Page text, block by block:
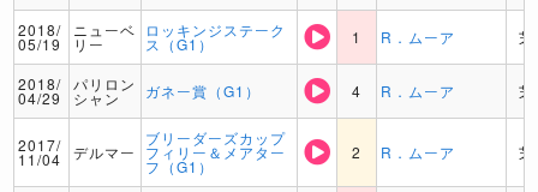
2018/
05/19
ニューベ
リー
ロッキンジステーク
ス（G1） 1 R．ムーア 芝
2018/
04/29
パリロン
シャン ガネー賞（G1） 4 R．ムーア 芝
2017/
11/04 デルマー
ブリーダーズカップ
フィリー＆メアター
フ（G1）
2 R．ムーア 芝